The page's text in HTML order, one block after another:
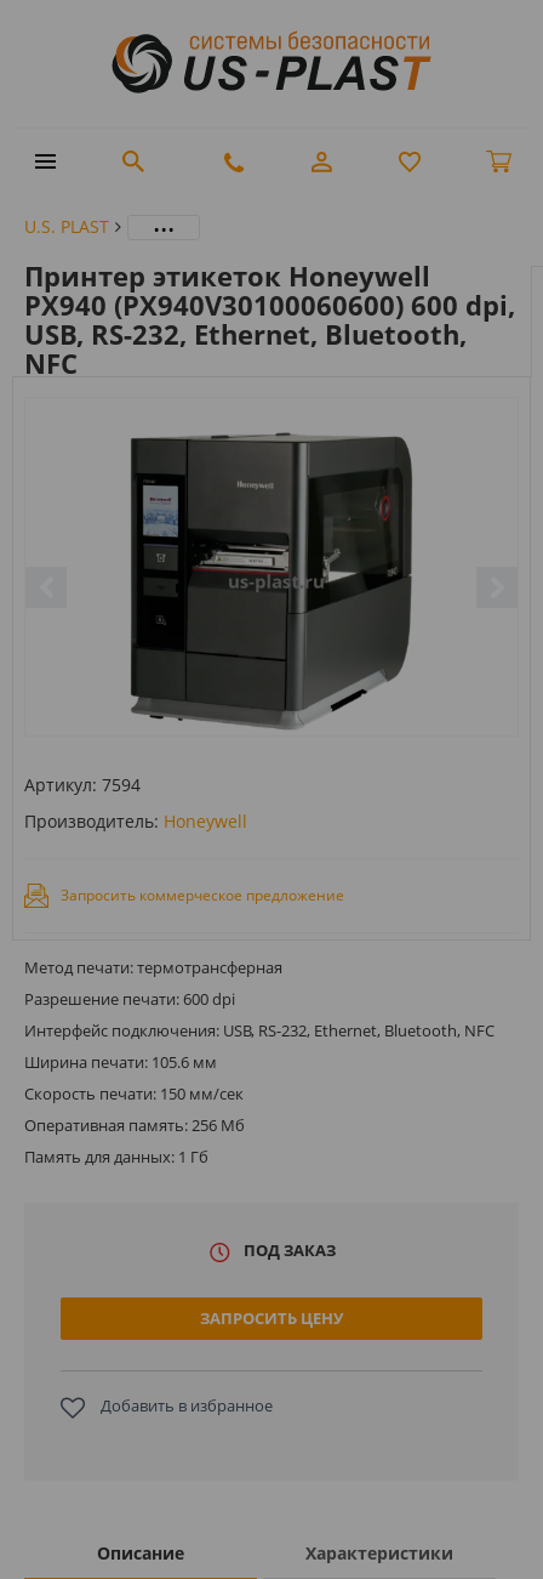
U.S. PLAST ...
Принтер этикеток Honeywell
PX940 (PX940V30100060600) 600 dpi,
USB, RS-232, Ethernet, Bluetooth,
NFC
Артикул: 7594
Производитель: Honeywell
Запросить коммерческое предложение
Метод печати: термотрансферная
Разрешение печати: 600 dpi
Интерфейс подключения: USB, RS-232, Ethernet, Bluetooth, NFC
Ширина печати: 105.6 мм
Скорость печати: 150 мм/сек
Оперативная память: 256 Мб
Память для данных: 1 Гб
ПОД ЗАКАЗ
ЗАПРОСИТЬ ЦЕНУ
Добавить в избранное
Описание Характеристики